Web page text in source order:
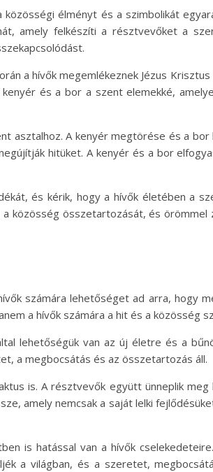
élményt és a szimbolikát
amely felkészíti a résztvevőket a
a hívők megemlékeznek Jézus
és a bor a szent elemekké,
asztalhoz. A kenyér megtörése és a
hitüket. A kenyér és a bor
és kérik, hogy a hívők életében a
közösség összetartozását, és örömmel
számára lehetőséget ad arra, hogy
a hívők számára a hit és a közösség
lehetőségük van az új életre és a
a megbocsátás és az összetartozás áll.
is. A résztvevők együtt ünneplik
amely nemcsak a saját lelki
is hatással van a hívők
a világban, és a szeretet,